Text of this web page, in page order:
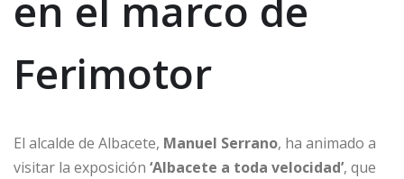
Ferimotor
El alcalde de Albacete, Manuel Serrano, ha animado a
visitar la exposición ‘Albacete a toda velocidad’, que